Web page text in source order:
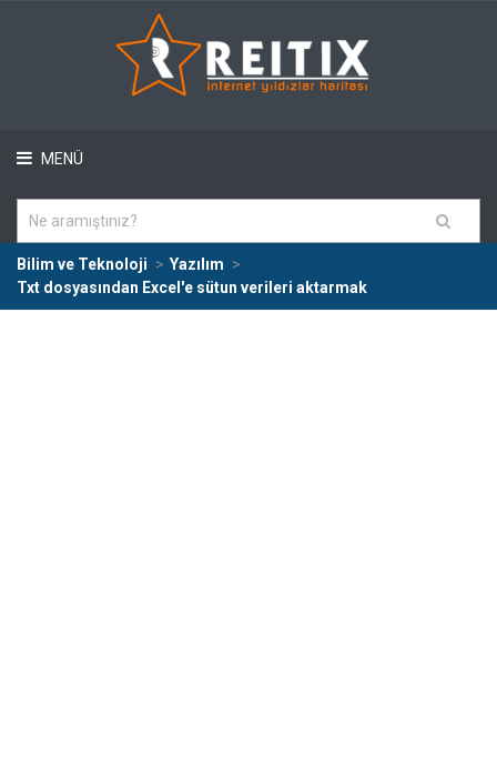
MENÜ
Bilim ve Teknoloji
Yazılım
Txt dosyasından Excel'e sütun verileri aktarmak